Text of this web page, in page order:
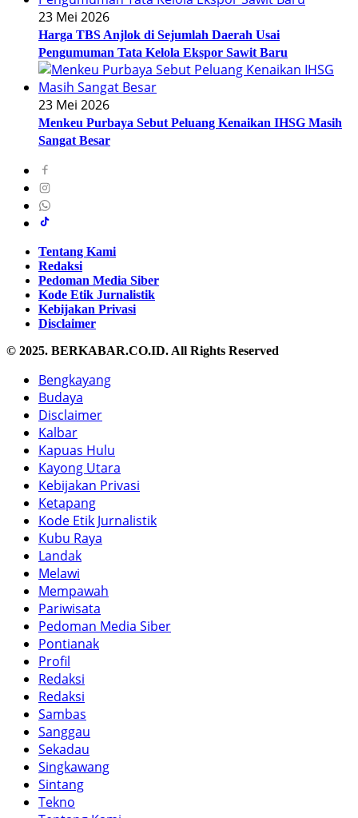
23 Mei 2026
Harga TBS Anjlok di Sejumlah Daerah Usai
Pengumuman Tata Kelola Ekspor Sawit Baru
23 Mei 2026
Menkeu Purbaya Sebut Peluang Kenaikan IHSG Masih
Sangat Besar
Tentang Kami
Redaksi
Pedoman Media Siber
Kode Etik Jurnalistik
Kebijakan Privasi
Disclaimer
© 2025. BERKABAR.CO.ID. All Rights Reserved
Bengkayang
Budaya
Disclaimer
Kalbar
Kapuas Hulu
Kayong Utara
Kebijakan Privasi
Ketapang
Kode Etik Jurnalistik
Kubu Raya
Landak
Melawi
Mempawah
Pariwisata
Pedoman Media Siber
Pontianak
Profil
Redaksi
Redaksi
Sambas
Sanggau
Sekadau
Singkawang
Sintang
Tekno